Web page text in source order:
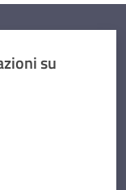
su